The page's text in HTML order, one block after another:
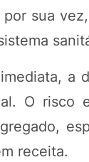
por sua
a
O risco
receita.